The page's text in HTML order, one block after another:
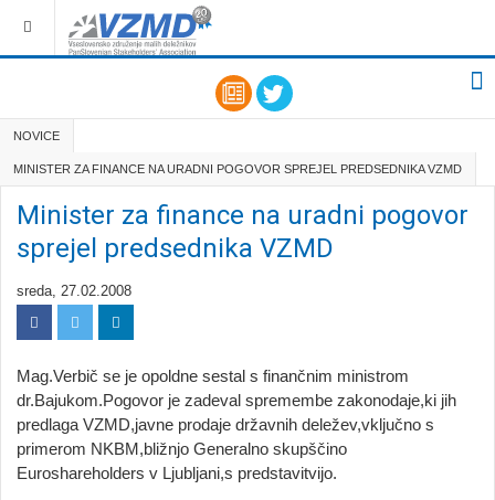
NOVICE
MINISTER ZA FINANCE NA URADNI POGOVOR SPREJEL PREDSEDNIKA VZMD
Minister za finance na uradni pogovor
sprejel predsednika VZMD
sreda, 27.02.2008
Mag.Verbič se je opoldne sestal s finančnim ministrom
dr.Bajukom.Pogovor je zadeval spremembe zakonodaje,ki jih
predlaga VZMD,javne prodaje državnih deležev,vključno s
primerom NKBM,bližnjo Generalno skupščino
Euroshareholders v Ljubljani,s predstavitvijo.